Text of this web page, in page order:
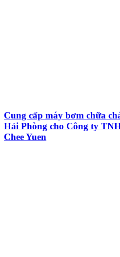
Cung cấp máy bơm chữa
Hải Phòng cho Công ty
Chee Yuen